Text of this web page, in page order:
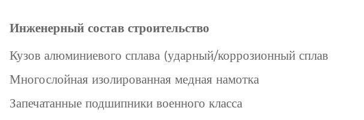
Инженерный состав строительство
Кузов алюминиевого сплава (ударный/коррозионный сплав
Многослойная изолированная медная намотка
Запечатанные подшипники военного класса